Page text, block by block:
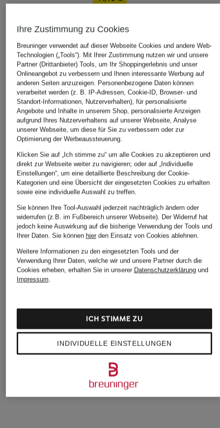
ÄHNLICHE ARTIKEL ENTDECKEN
Hemd JOE Regular
89,95 €
Ihre Zustimmung zu Cookies
Breuninger verwendet auf dieser Webseite Cookies und andere Web-
Technologien („Tools“). Mit Ihrer Zustimmung nutzen wir und unsere
Partner (Drittanbieter) Tools, um Ihr Shoppingerlebnis und unser
Onlineangebot zu verbessern und Ihnen interessante Werbung auf
anderen Seiten anzuzeigen. Personenbezogene Daten können
verarbeitet werden (z. B. IP-Adressen, Cookie-ID, Browser- und
Standort-Informationen, Nutzerverhalten), für personalisierte
Angebote und Inhalte in unserem Shop, personalisierte Anzeigen
aufgrund Ihres Nutzerverhaltens auf unserer Webseite, Analyse
unserer Webseite, um diese für Sie zu verbessern oder zur
Optimierung der Werbeaussteuerung.
Klicken Sie auf „Ich stimme zu“ um alle Cookies zu akzeptieren und
direkt zur Webseite weiter zu navigieren; oder auf „Individuelle
Einstellungen“, um eine detaillierte Beschreibung der Cookie-
Kategorien und eine Übersicht der eingesetzten Cookies zu erhalten
sowie eine individuelle Auswahl zu treffen.
Sie können Ihre Tool-Auswahl jederzeit nachträglich ändern oder
widerrufen (z.B. im Fußbereich unserer Webseite). Der Widerruf hat
jedoch keine Auswirkung auf die bisherige Verwendung der Tools und
Ihrer Daten. Sie können hierden Einsatz von Cookies ablehnen.
Weitere Informationen zu den eingesetzten Tools und der
Verwendung Ihrer Daten, welche wir und unsere Partner durch die
Cookies erheben, erhalten Sie in unserer Datenschutzerklärungund
Impressum.
INDIVIDUELLE EINSTELLUNGEN
ICH STIMME ZU